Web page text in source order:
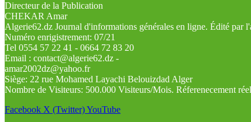
Directeur de la Publication
CHEKAR Amar
Algerie62.dz Journal d'informations générales en ligne. Édité par
Numéro enrigistrement: 07/21
Tel 0554 57 22 41 - 0664 72 83 20
Email : contact@algerie62.dz -
amar2002dz@yahoo.fr
Siège: 22 rue Mohamed Layachi Belouizdad Alger
Nombre de Visiteurs: 500.000 Visiteurs/Mois. Réferenecement réel
Facebook X (Twitter)YouTube